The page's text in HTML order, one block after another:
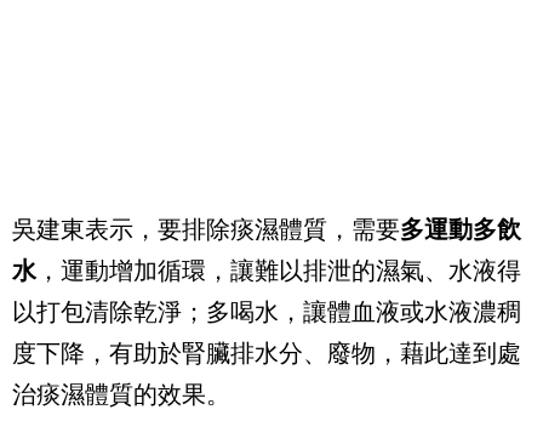
吳建東表示，要排除痰濕體質，需要多運動多飲
水，運動增加循環，讓難以排泄的濕氣、水液得
以打包清除乾淨；多喝水，讓體血液或水液濃稠
度下降，有助於腎臟排水分、廢物，藉此達到處
治痰濕體質的效果。